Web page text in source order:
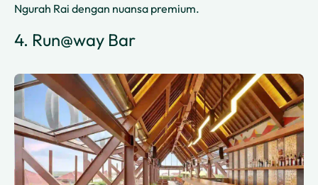
Ngurah Rai dengan nuansa premium.
4. Run@way Bar